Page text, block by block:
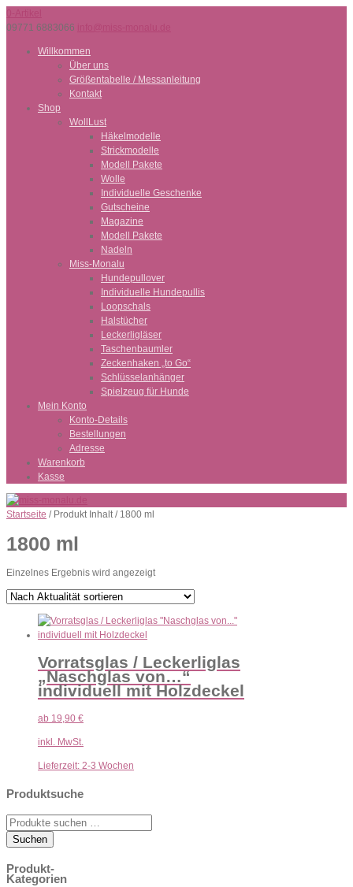
09771 6883066
Willkommen
Über uns
Größentabelle / Messanleitung
Kontakt
Shop
WollLust
Häkelmodelle
Strickmodelle
Modell Pakete
Wolle
Individuelle Geschenke
Gutscheine
Magazine
Modell Pakete
Nadeln
Miss-Monalu
Hundepullover
Individuelle Hundepullis
Loopschals
Halstücher
Leckerligläser
Taschenbaumler
Zeckenhaken „to Go“
Schlüsselanhänger
Spielzeug für Hunde
Mein Konto
Konto-Details
Bestellungen
Adresse
Warenkorb
Kasse
Startseite / Produkt Inhalt / 1800 ml
1800 ml
Einzelnes Ergebnis wird angezeigt
Vorratsglas / Leckerliglas
„Naschglas von…“
individuell mit Holzdeckel
ab 19,90 €
inkl. MwSt.
Lieferzeit: 2-3 Wochen
Produktsuche
Suche
nach:
Suchen
Produkt-
Kategorien